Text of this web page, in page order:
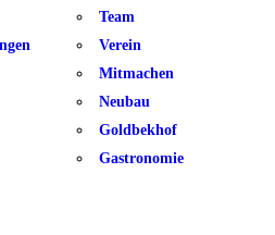
Team
Verein
Mitmachen
Neubau
Goldbekhof
Gastronomie
I